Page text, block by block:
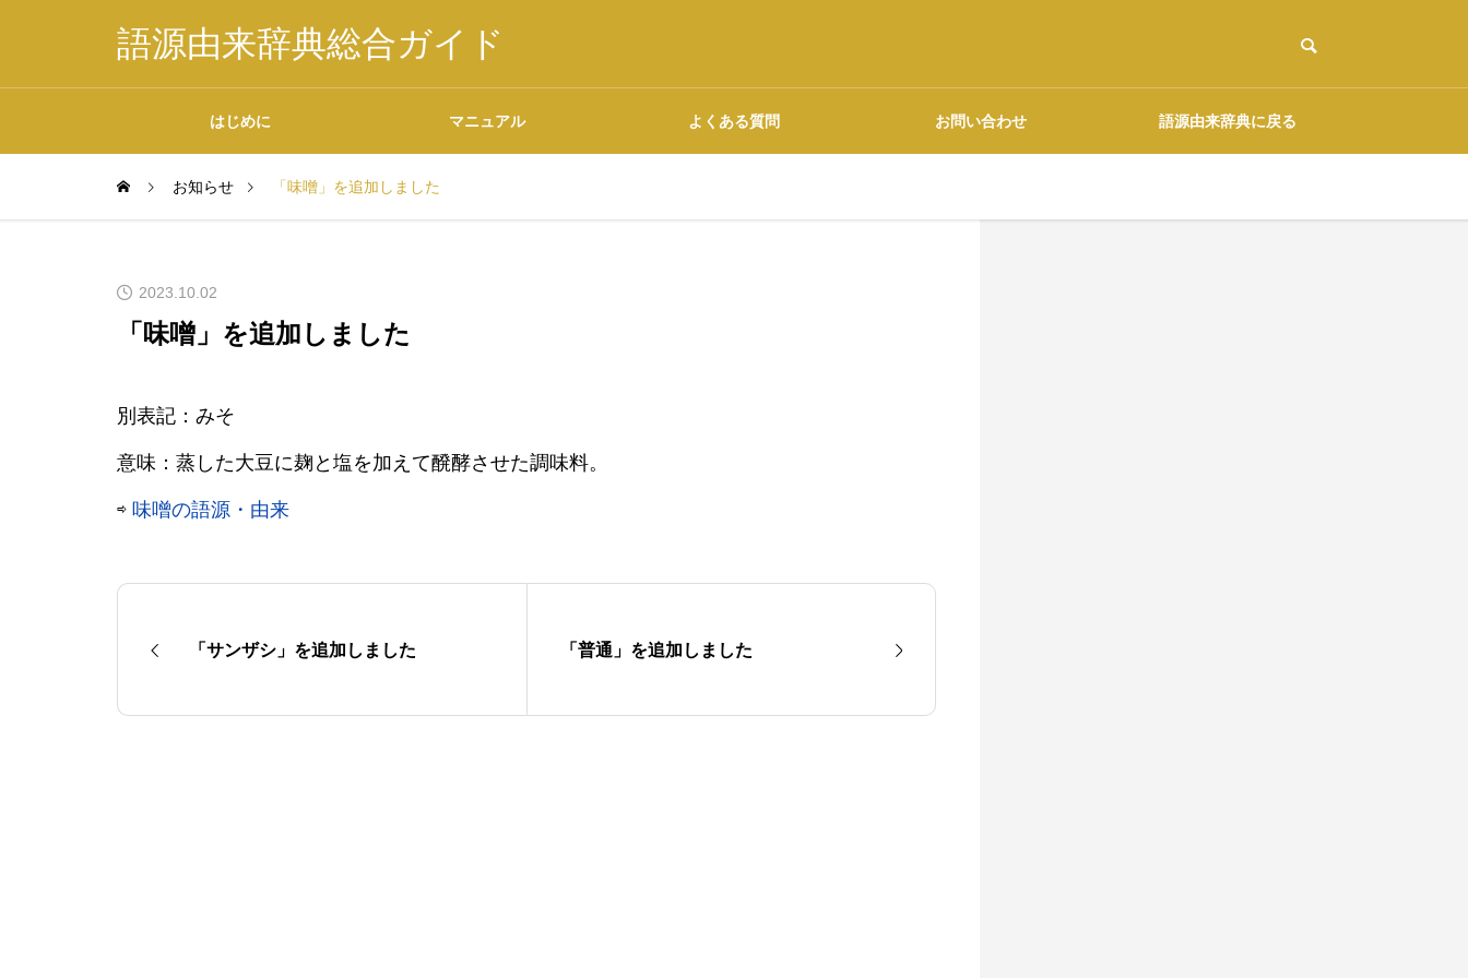
語源由来辞典総合ガイド
はじめに マニュアル よくある質問 お問い合わせ 語源由来辞典に戻る
お知らせ 「味噌」を追加しました
2023.10.02
「味噌」を追加しました
別表記：みそ
意味：蒸した大豆に麹と塩を加えて醗酵させた調味料。
⇨ 味噌の語源・由来
「サンザシ」を追加しました 「普通」を追加しました